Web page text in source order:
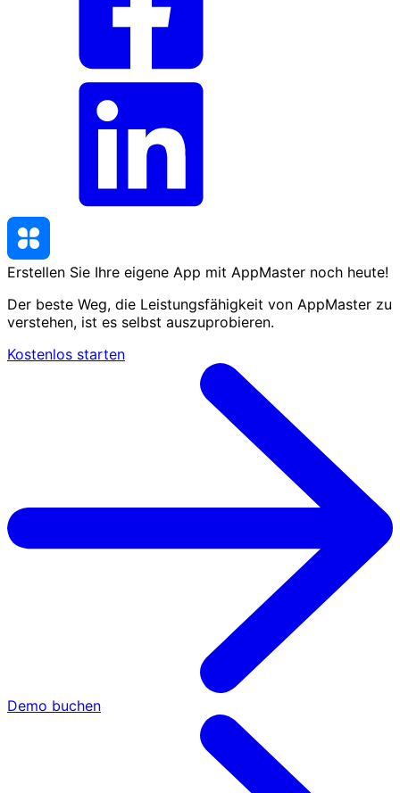
Erstellen Sie Ihre eigene App mit AppMaster noch heute!
Der beste Weg, die Leistungsfähigkeit von AppMaster zu
verstehen, ist es selbst auszuprobieren.
Kostenlos starten
Demo buchen